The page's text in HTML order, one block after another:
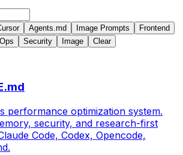
Agents.md Image Prompts
Frontend
Security Image Clear
performance optimization system.
security, and research-first
Code, Codex, Opencode,